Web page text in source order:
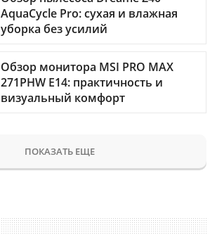
AquaCycle Pro: сухая и влажная
уборка без усилий
Обзор монитора MSI PRO MAX
271PHW E14: практичность и
визуальный комфорт
ПОКАЗАТЬ ЕЩЕ